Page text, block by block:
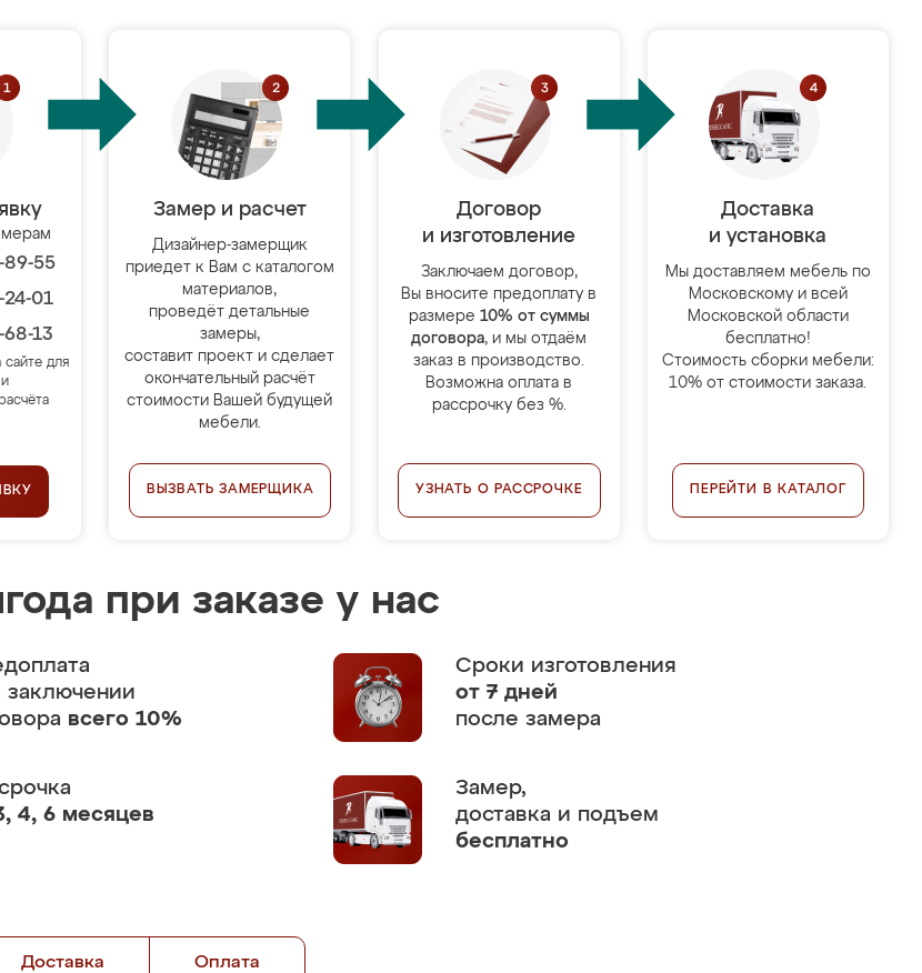
55
01
13
сайте для
Замер и расчет
Дизайнер-замерщик
приедет к Вам с каталогом
материалов,
проведёт детальные
замеры,
составит проект и сделает
окончательный расчёт
стоимости Вашей будущей
мебели.
ВЫЗВАТЬ ЗАМЕРЩИКА
Договор
и изготовление
Заключаем договор,
Вы вносите предоплату в
размере 10% от суммы
договора, и мы отдаём
заказ в производство.
Возможна оплата в
рассрочку без %.
УЗНАТЬ О РАССРОЧКЕ
Доставка
и установка
Мы доставляем мебель по
Московскому и всей
Московской области
бесплатно!
Стоимость сборки мебели:
10% от стоимости заказа.
ПЕРЕЙТИ В КАТАЛОГ
при заказе у нас
заключении
всего 10%
Сроки изготовления
от 7 дней
после замера
4, 6 месяцев
Замер,
доставка и подъем
бесплатно
Доставка Оплата